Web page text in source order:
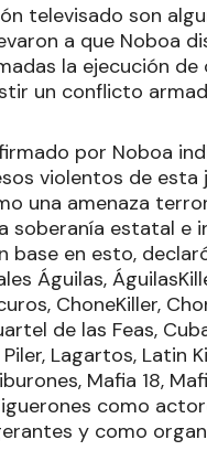
televisado son
a que Noboa
la ejecución
un conflicto
firmado por Noboa
violentos de esta
una amenaza
soberanía estatal e
base en esto,
Águilas,
ChoneKiller,
de las Feas,
Lagartos, Latin
Mafia 18,
como
y como